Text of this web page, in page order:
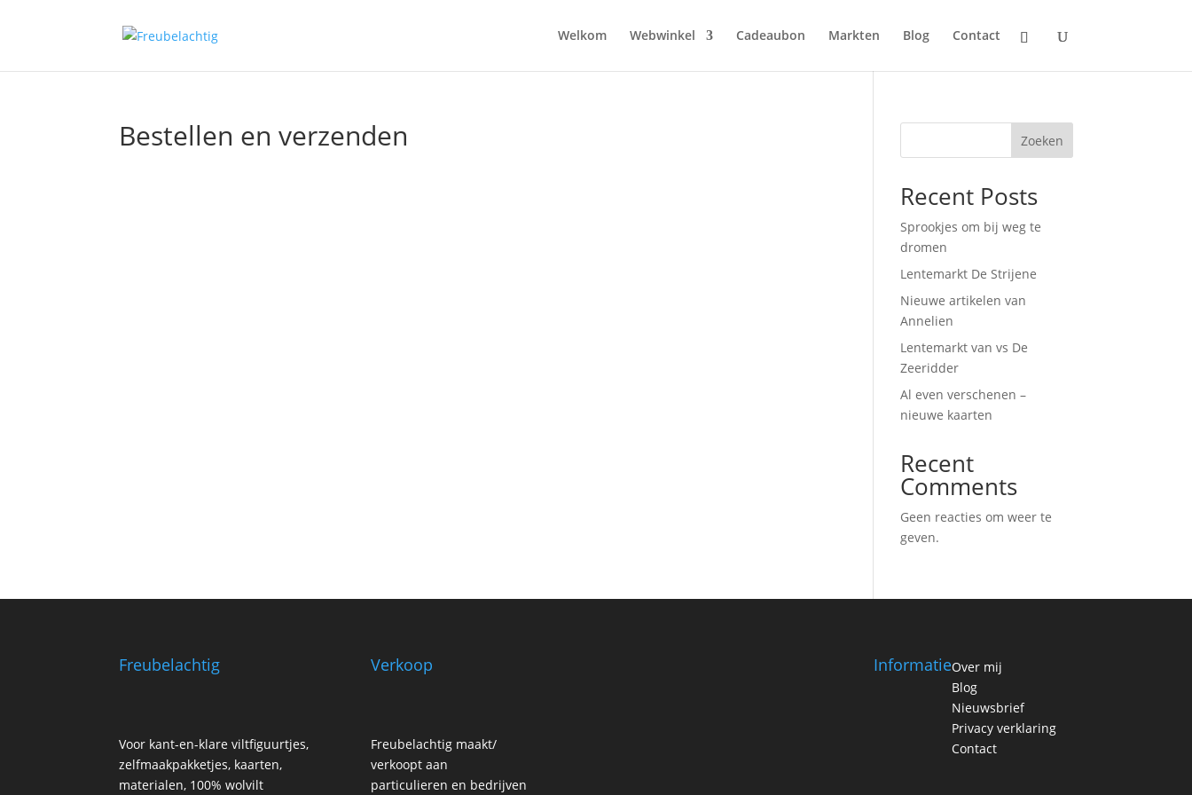
Welkom Webwinkel Cadeaubon Markten Blog Contact
Bestellen en verzenden Zoeken
Recent Posts
Sprookjes om bij weg te
dromen
Lentemarkt De Strijene
Nieuwe artikelen van
Annelien
Lentemarkt van vs De
Zeeridder
Al even verschenen –
nieuwe kaarten
Recent
Comments
Geen reacties om weer te
geven.
Freubelachtig
Voor kant-en-klare viltfiguurtjes,
zelfmaakpakketjes, kaarten,
materialen, 100% wolvilt
Verkoop
Freubelachtig maakt/
verkoopt aan
particulieren en bedrijven
InformatieOver mij
Blog
Nieuwsbrief
Privacy verklaring
Contact